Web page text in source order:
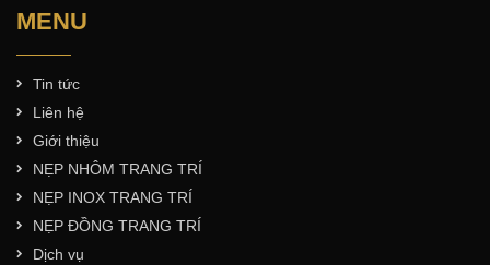
MENU
Tin tức
Liên hệ
Giới thiệu
NẸP NHÔM TRANG TRÍ
NẸP INOX TRANG TRÍ
NẸP ĐỒNG TRANG TRÍ
Dịch vụ